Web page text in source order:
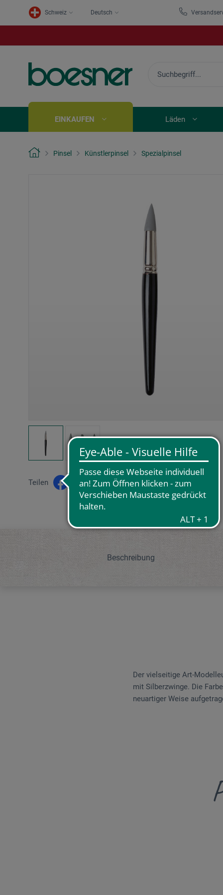
Schweiz Deutsch
EINKAUFEN Läden
Pinsel Künstlerpinsel Spezialpinsel
Teilen
Beschreibung
Der vielseitige Art-
mit Silberzwinge. Die
neuartiger Weise